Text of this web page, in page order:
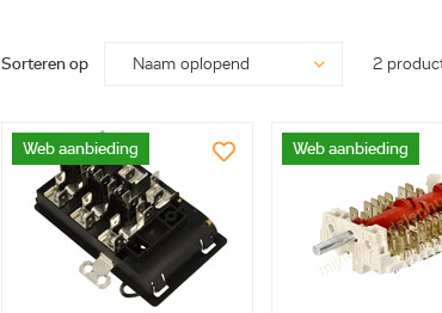
Sorteren op 2
Web aanbieding Web aanbieding